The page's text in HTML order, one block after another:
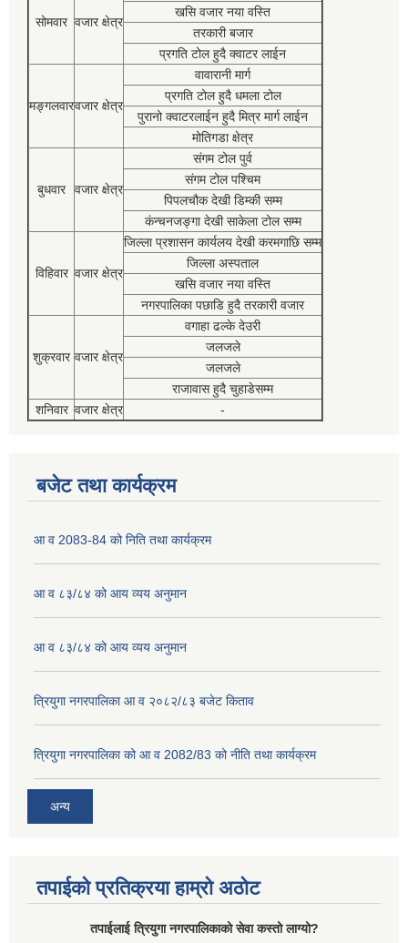
सोमवार वजार क्षेत्र
खसि वजार नया वस्ति
तरकारी बजार
प्रगति टोल हुदै क्वाटर लाईन
मङ्गलवारवजार क्षेत्र
वावारानी मार्ग
प्रगति टोल हुदै धमला टोल
पुरानो क्वाटरलाईन हुदै मित्र मार्ग लाईन
मोतिगडा क्षेत्र
बुधवार वजार क्षेत्र
संगम टोल पुर्व
संगम टोल पश्चिम
पिपलचौक देखी डिम्की सम्म
कंन्चनजङ्गा देखी साकेला टोल सम्म
विहिवार वजार क्षेत्र
जिल्ला प्रशासन कार्यलय देखी करमगाछि सम्म
जिल्ला अस्पताल
खसि वजार नया वस्ति
नगरपालिका पछाडि हुदै तरकारी वजार
शुक्रवार वजार क्षेत्र
वगाहा ढल्के देउरी
जलजले
जलजले
राजावास हुदै चुहाडेसम्म
शनिवार वजार क्षेत्र -
बजेट तथा कार्यक्रम
आ व 2083-84 को निति तथा कार्यक्रम
आ व ८३/८४ को आय व्यय अनुमान
आ व ८३/८४ को आय व्यय अनुमान
त्रियुगा नगरपालिका आ व २०८२/८३ बजेट किताव
त्रियुगा नगरपालिका को आ व 2082/83 को नीति तथा कार्यक्रम
अन्य
तपाईको प्रतिक्रया हाम्रो अठोट
तपाईलाई त्रियुगा नगरपालिकाको सेवा कस्तो लाग्यो?